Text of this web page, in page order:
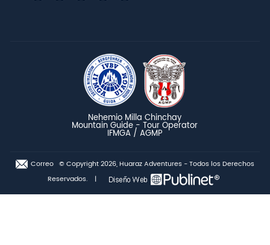
Nehemio Milla Chinchay
Mountain Guide - Tour Operator
IFMGA / AGMP
Correo© Copyright 2026, Huaraz Adventures - Todos los Derechos
Reservados. |